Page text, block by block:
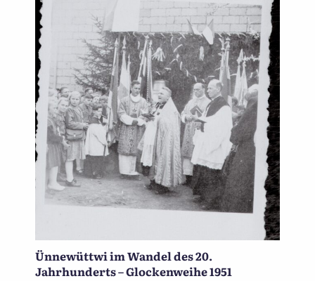
Ünnewüttwi im Wandel des 20.
Jahrhunderts – Glockenweihe 1951